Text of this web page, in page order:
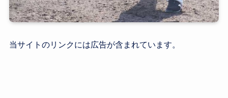
当サイトのリンクには広告が含まれています。